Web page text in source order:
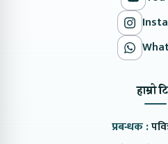
हाम्रो
प्रबन्धक :